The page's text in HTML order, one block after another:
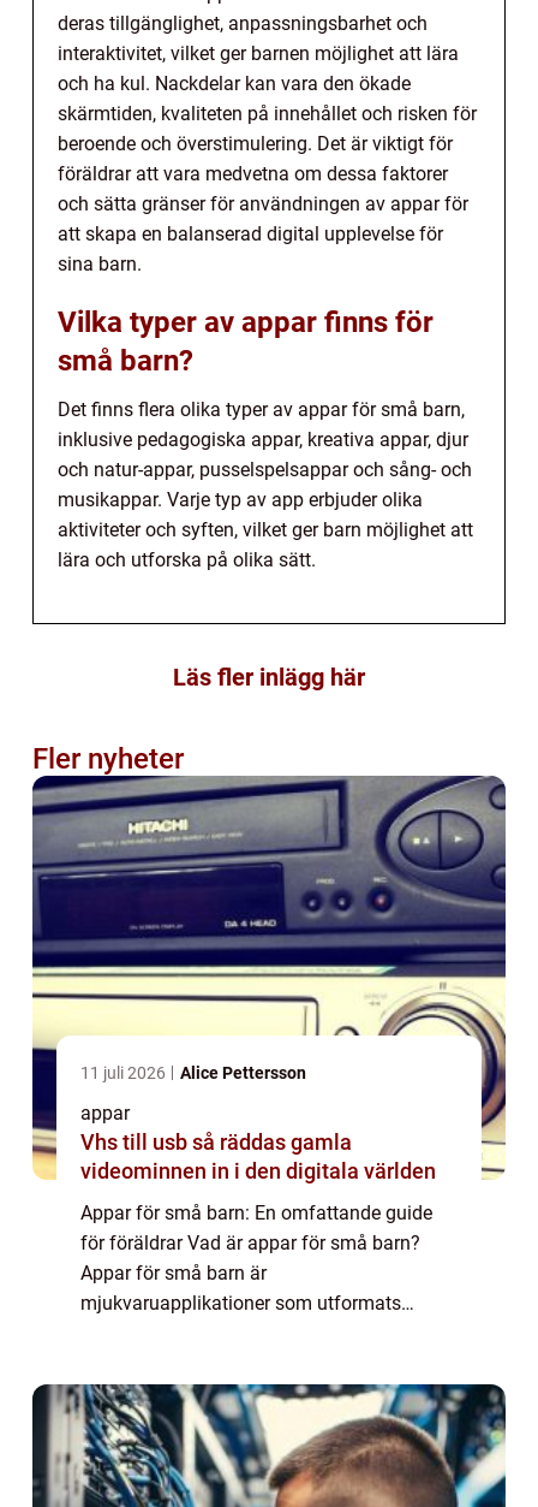
deras tillgänglighet, anpassningsbarhet och
interaktivitet, vilket ger barnen möjlighet att lära
och ha kul. Nackdelar kan vara den ökade
skärmtiden, kvaliteten på innehållet och risken för
beroende och överstimulering. Det är viktigt för
föräldrar att vara medvetna om dessa faktorer
och sätta gränser för användningen av appar för
att skapa en balanserad digital upplevelse för
sina barn.
Vilka typer av appar finns för
små barn?
Det finns flera olika typer av appar för små barn,
inklusive pedagogiska appar, kreativa appar, djur
och natur-appar, pusselspelsappar och sång- och
musikappar. Varje typ av app erbjuder olika
aktiviteter och syften, vilket ger barn möjlighet att
lära och utforska på olika sätt.
Läs fler inlägg här
Fler nyheter
11 juli 2026 Alice Pettersson
appar
Vhs till usb så räddas gamla
videominnen in i den digitala världen
Appar för små barn: En omfattande guide
för föräldrar Vad är appar för små barn?
Appar för små barn är
mjukvaruapplikationer som utformats
som smartphones, surfplattor ...